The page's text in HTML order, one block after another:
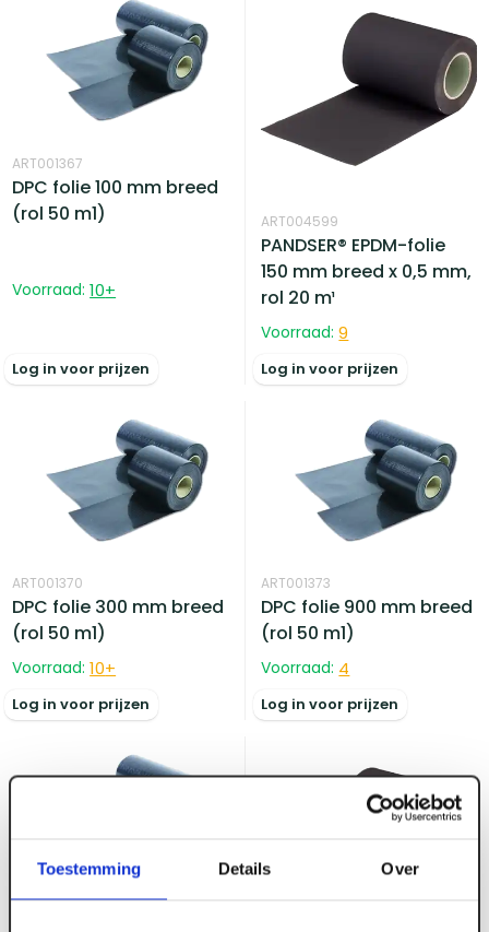
Toestemming Details Over
ART001367
DPC folie 100 mm breed
(rol 50 m1)
Voorraad: 10+
Log in voor prijzen
ART004599
PANDSER® EPDM-folie
150 mm breed x 0,5 mm,
rol 20 m¹
Voorraad: 9
Log in voor prijzen
ART001370
DPC folie 300 mm breed
(rol 50 m1)
Voorraad: 10+
Log in voor prijzen
ART001373
DPC folie 900 mm breed
(rol 50 m1)
Voorraad: 4
Log in voor prijzen